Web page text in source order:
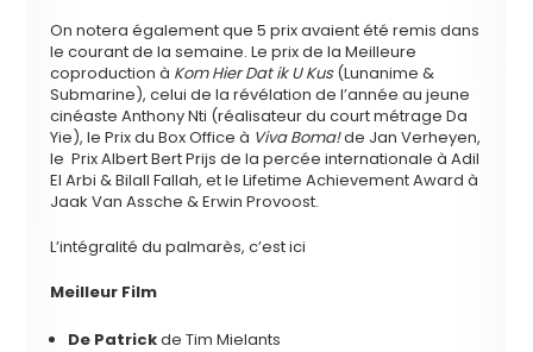
On notera également que 5 prix avaient été remis dans
le courant de la semaine. Le prix de la Meilleure
coproduction à Kom Hier Dat ik U Kus(Lunanime &
Submarine), celui de la révélation de l’année au jeune
cinéaste Anthony Nti (réalisateur du court métrage Da
Yie), le Prix du Box Office à Viva Boma!de Jan Verheyen,
le Prix Albert Bert Prijs de la percée internationale à Adil
El Arbi & Bilall Fallah, et le Lifetime Achievement Award à
Jaak Van Assche & Erwin Provoost.
L’intégralité du palmarès, c’est ici
Meilleur Film
De Patrickde Tim Mielants